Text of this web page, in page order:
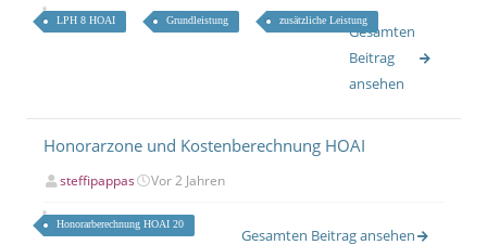
LPH 8 HOAI Grundleistung zusätzliche Leistung
Gesamten
Beitrag
ansehen
Honorarzone und Kostenberechnung HOAI
steffipappas Vor 2 Jahren
Honorarberechnung HOAI 20
Gesamten Beitrag ansehen